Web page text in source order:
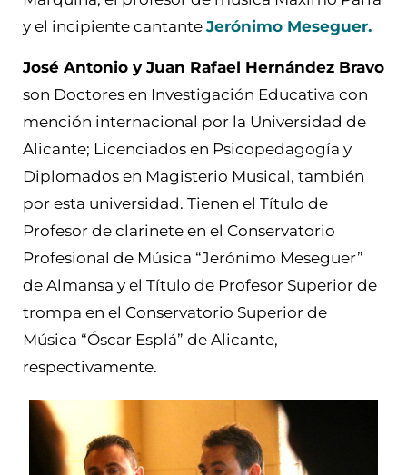
y el incipiente cantante Jerónimo Meseguer.
José Antonio y Juan Rafael Hernández Bravo
son Doctores en Investigación Educativa con
mención internacional por la Universidad de
Alicante; Licenciados en Psicopedagogía y
Diplomados en Magisterio Musical, también
por esta universidad. Tienen el Título de
Profesor de clarinete en el Conservatorio
Profesional de Música “Jerónimo Meseguer”
de Almansa y el Título de Profesor Superior de
trompa en el Conservatorio Superior de
Música “Óscar Esplá” de Alicante,
respectivamente.